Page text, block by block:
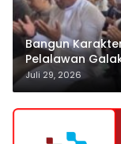
Bangun
Pelalawan
Juli 29, 2026